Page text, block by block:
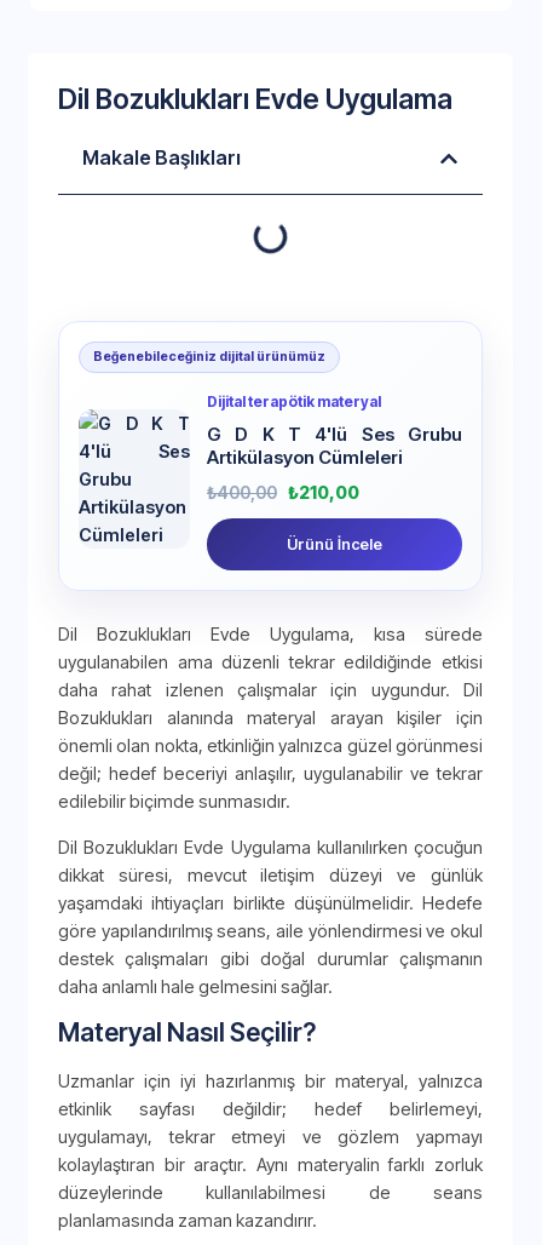
Dil Bozuklukları Evde Uygulama
Makale Başlıkları
Beğenebileceğiniz dijital ürünümüz
Dijital terapötik materyal
G D K T 4'lü Ses Grubu
Artikülasyon Cümleleri
₺400,00 ₺210,00
Ürünü İncele
Dil Bozuklukları Evde Uygulama, kısa sürede
uygulanabilen ama düzenli tekrar edildiğinde etkisi
daha rahat izlenen çalışmalar için uygundur. Dil
Bozuklukları alanında materyal arayan kişiler için
önemli olan nokta, etkinliğin yalnızca güzel görünmesi
değil; hedef beceriyi anlaşılır, uygulanabilir ve tekrar
edilebilir biçimde sunmasıdır.
Dil Bozuklukları Evde Uygulama kullanılırken çocuğun
dikkat süresi, mevcut iletişim düzeyi ve günlük
yaşamdaki ihtiyaçları birlikte düşünülmelidir. Hedefe
göre yapılandırılmış seans, aile yönlendirmesi ve okul
destek çalışmaları gibi doğal durumlar çalışmanın
daha anlamlı hale gelmesini sağlar.
Materyal Nasıl Seçilir?
Uzmanlar için iyi hazırlanmış bir materyal, yalnızca
etkinlik sayfası değildir; hedef belirlemeyi,
uygulamayı, tekrar etmeyi ve gözlem yapmayı
kolaylaştıran bir araçtır. Aynı materyalin farklı zorluk
düzeylerinde kullanılabilmesi de seans
planlamasında zaman kazandırır.